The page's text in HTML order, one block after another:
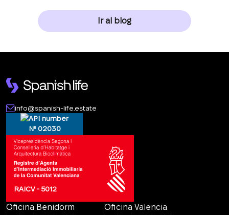
Ir al blog
info@spanish-life.estate
№ 02030
RAICV - 5012
Oficina Benidorm Oficina Valencia